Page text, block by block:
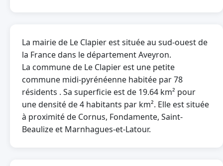
La mairie de Le Clapier est située au sud-ouest de
la France dans le département Aveyron.
La commune de Le Clapier est une petite
commune midi-pyrénéenne habitée par 78
résidents . Sa superficie est de 19.64 km² pour
une densité de 4 habitants par km². Elle est située
à proximité de Cornus, Fondamente, Saint-
Beaulize et Marnhagues-et-Latour.